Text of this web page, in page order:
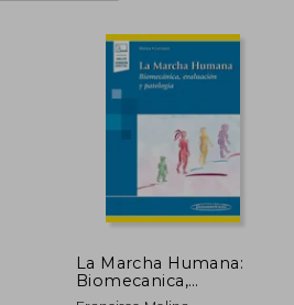
La Marcha Humana:
Biomecanica,
Evaluacion y Patologia